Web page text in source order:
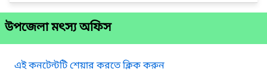
উপজেলা মৎস্য অফিস
এই কনটেন্টটি শেয়ার করতে ক্লিক করুন